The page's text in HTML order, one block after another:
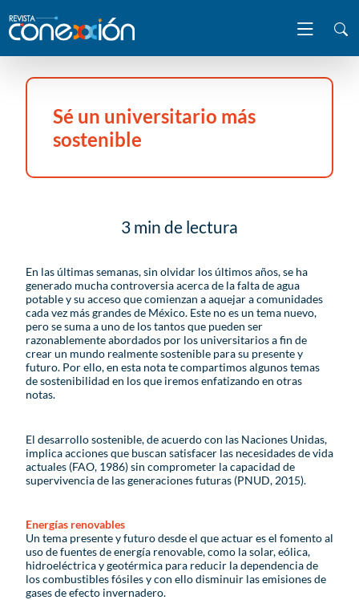
Sé un universitario más
sostenible
3 min de lectura
En las últimas semanas, sin olvidar los últimos años, se ha
generado mucha controversia acerca de la falta de agua
potable y su acceso que comienzan a aquejar a comunidades
cada vez más grandes de México. Este no es un tema nuevo,
pero se suma a uno de los tantos que pueden ser
razonablemente abordados por los universitarios a fin de
crear un mundo realmente sostenible para su presente y
futuro. Por ello, en esta nota te compartimos algunos temas
de sostenibilidad en los que iremos enfatizando en otras
notas.
El desarrollo sostenible, de acuerdo con las Naciones Unidas,
implica acciones que buscan satisfacer las necesidades de vida
actuales (FAO, 1986) sin comprometer la capacidad de
supervivencia de las generaciones futuras (PNUD, 2015).
Energías renovables
Un tema presente y futuro desde el que actuar es el fomento al
uso de fuentes de energía renovable, como la solar, eólica,
hidroeléctrica y geotérmica para reducir la dependencia de
los combustibles fósiles y con ello disminuir las emisiones de
gases de efecto invernadero.